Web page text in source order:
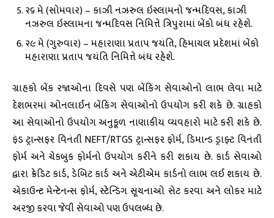
૨૬ મે (સોમવાર) – કાઝી નઝરુલ ઇસ્લામનો જન્મદિવસ, કાઝી
નઝરુલ ઇસ્લામના જન્મદિવસ નિમિત્તે ત્રિપુરામાં બેંકો બંધ રહેશે.
૨૯ મે (ગુરુવાર) – મહારાણા પ્રતાપ જયંતિ, હિમાચલ પ્રદેશમાં બેંકો
મહારાણા પ્રતાપ જયંતિ નિમિત્તે બંધ રહેશે.
ગ્રાહકો બેંક રજાઓના દિવસે પણ બેંકિંગ સેવાઓનો લાભ લેવા માટે
દેશભરમાં ઓનલાઈન બેંકિંગ સેવાઓનો ઉપયોગ કરી શકે છે. ગ્રાહકો
આ સેવાઓનો ઉપયોગ અનુકૂળ નાણાકીય વ્યવહારો માટે કરી શકે છે.
ફંડ ટ્રાન્સફર વિનંતી NEFT/RTGS ટ્રાન્સફર ફોર્મ, ડિમાન્ડ ડ્રાફ્ટ વિનંતી
ફોર્મ અને ચેકબુક ફોર્મનો ઉપયોગ કરીને કરી શકાય છે. કાર્ડ સેવાઓ
દ્વારા ક્રેડિટ કાર્ડ, ડેબિટ કાર્ડ અને એટીએમ કાર્ડનો લાભ લઈ શકાય છે.
એકાઉન્ટ મેન્ટેનન્સ ફોર્મ, સ્ટેન્ડિંગ સૂચનાઓ સેટ કરવા અને લોકર માટે
અરજી કરવા જેવી સેવાઓ પણ ઉપલબ્ધ છે.